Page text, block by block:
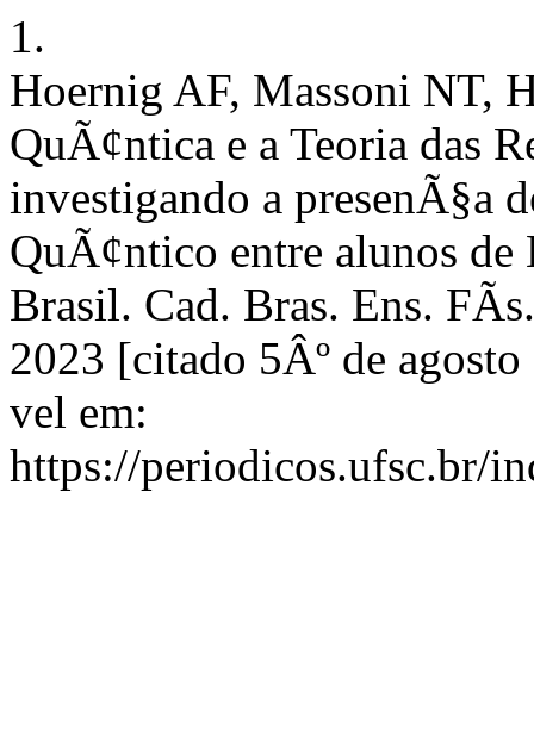
1.
Hoernig AF, Massoni NT,
QuÃ¢ntica e a Teoria das
investigando a presenÃ§a
QuÃ¢ntico entre alunos
Brasil. Cad. Bras. Ens.
2023 [citado 5Âº de
vel em:
https://periodicos.ufsc.br/